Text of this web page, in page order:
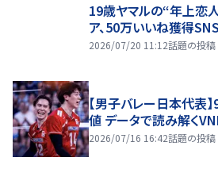
19歳ヤマルの“年上恋
ア、50万いいね獲得
2026/07/20 11:12話題の投稿
【男子バレー日本代表
値 データで読み解く
2026/07/16 16:42話題の投稿